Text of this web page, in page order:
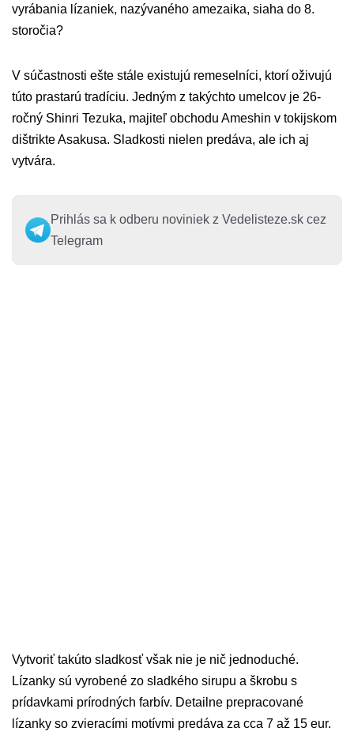
vyrábania lízaniek, nazývaného amezaika, siaha do 8.
storočia?
V súčastnosti ešte stále existujú remeselníci, ktorí oživujú
túto prastarú tradíciu. Jedným z takýchto umelcov je 26-
ročný Shinri Tezuka, majiteľ obchodu Ameshin v tokijskom
dištrikte Asakusa. Sladkosti nielen predáva, ale ich aj
vytvára.
Prihlás sa k odberu noviniek z Vedelisteze.sk cez
Telegram
Vytvoriť takúto sladkosť však nie je nič jednoduché.
Lízanky sú vyrobené zo sladkého sirupu a škrobu s
prídavkami prírodných farbív. Detailne prepracované
lízanky so zvieracími motívmi predáva za cca 7 až 15 eur.